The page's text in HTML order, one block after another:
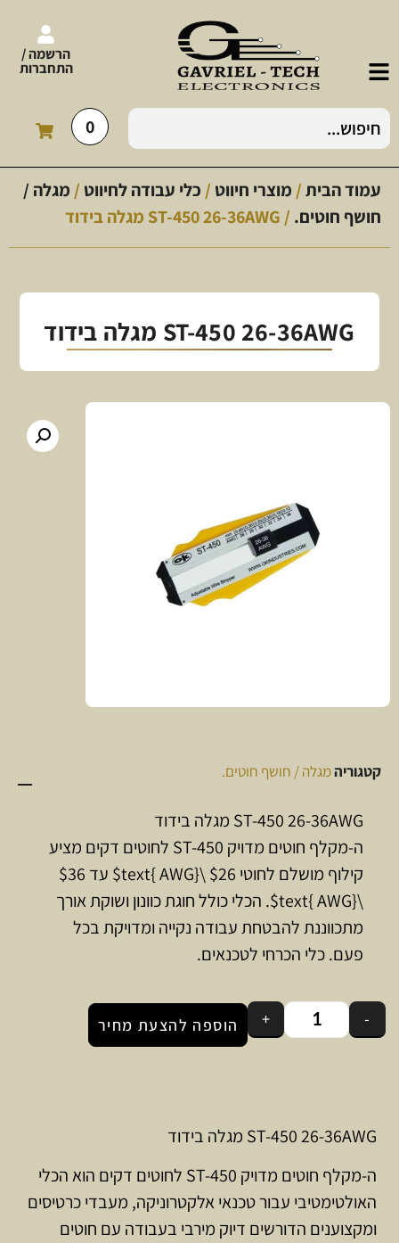
הרשמה /
התחברות
0
עמוד הבית/ מוצרי חיווט / כלי עבודה לחיווט / מגלה /
חושף חוטים. / ST-450 26-36AWG מגלה בידוד
ST-450 26-36AWG מגלה בידוד
קטגוריהמגלה / חושף חוטים.
ST-450 26-36AWG מגלה בידוד
ה-מקלף חוטים מדויק ST-450 לחוטים דקים מציע
קילוף מושלם לחוטי $26 \text{ AWG}$ עד $36
\text{ AWG}$. הכלי כולל חוגת כוונון ושוקת אורך
מתכווננת להבטחת עבודה נקייה ומדויקת בכל
פעם. כלי הכרחי לטכנאים.
-
+ הוספה להצעת מחיר
ST-450 26-36AWG מגלה בידוד
ה-מקלף חוטים מדויק ST-450 לחוטים דקים הוא הכלי
האולטימטיבי עבור טכנאי אלקטרוניקה, מעבדי כרטיסים
ומקצוענים הדורשים דיוק מירבי בעבודה עם חוטים